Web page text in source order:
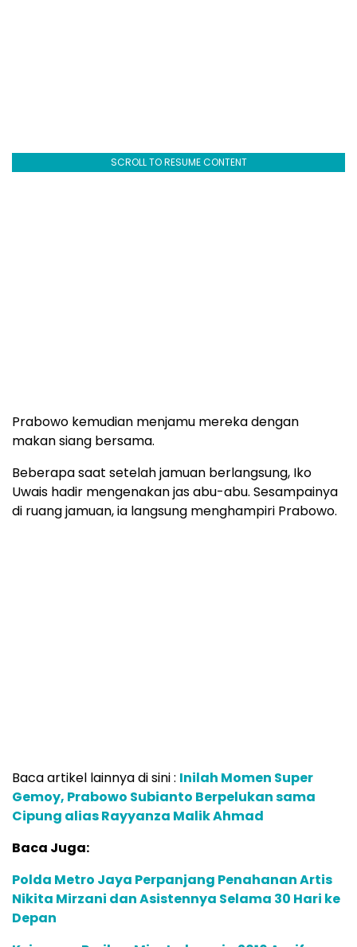
SCROLL TO RESUME CONTENT
Prabowo kemudian menjamu mereka dengan
makan siang bersama.
Beberapa saat setelah jamuan berlangsung, Iko
Uwais hadir mengenakan jas abu-abu. Sesampainya
di ruang jamuan, ia langsung menghampiri Prabowo.
Baca artikel lainnya di sini : Inilah Momen Super
Gemoy, Prabowo Subianto Berpelukan sama
Cipung alias Rayyanza Malik Ahmad
Baca Juga:
Polda Metro Jaya Perpanjang Penahanan Artis
Nikita Mirzani dan Asistennya Selama 30 Hari ke
Depan